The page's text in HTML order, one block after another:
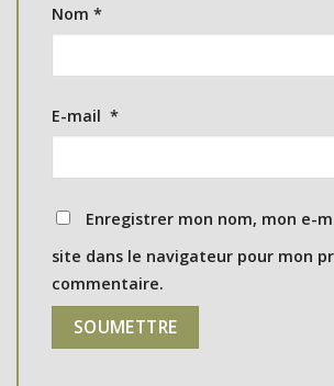
Nom *
E-mail *
Enregistrer mon nom, mon e-
site dans le navigateur pour mon
commentaire.